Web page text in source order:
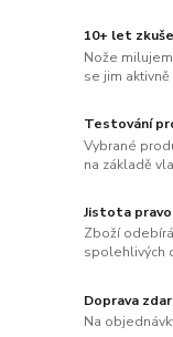
10+ let
Nože
se jim
Testování
Vybrané
na základě
Jistota
Zboží
spolehlivých
Doprava
Na